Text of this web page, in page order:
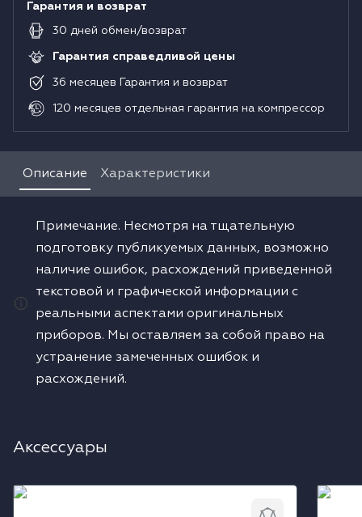
Гарантия и возврат
30 дней обмен/возврат
Гарантия справедливой цены
36 месяцев Гарантия и возврат
120 месяцев отдельная гарантия на компрессор
Описание Характеристики
Примечание. Несмотря на тщательную
подготовку публикуемых данных, возможно
наличие ошибок, расхождений приведенной
текстовой и графической информации с
реальными аспектами оригинальных
приборов. Мы оставляем за собой право на
устранение замеченных ошибок и
расхождений.
Аксессуары
Набор соединительных планок V-ZUG